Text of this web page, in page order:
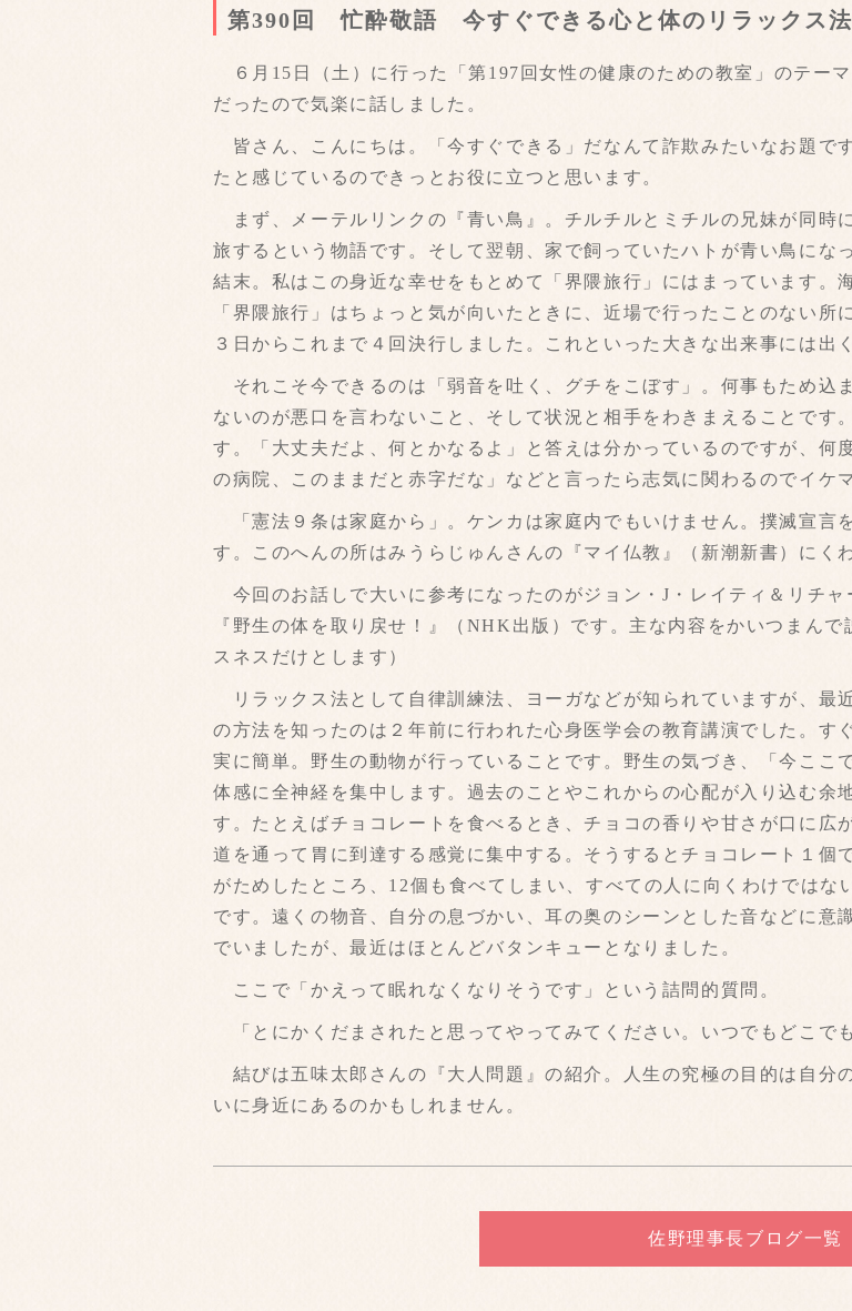
第390回 忙酔敬語 今すぐできる心と体のリラックス法
６月15日（土）に行った「第197回女性の健康のための教室」のテー
だったので気楽に話しました。
皆さん、こんにちは。「今すぐできる」だなんて詐欺みたいなお題で
たと感じているのできっとお役に立つと思います。
まず、メーテルリンクの『青い鳥』。チルチルとミチルの兄妹が同時
旅するという物語です。そして翌朝、家で飼っていたハトが青い鳥にな
結末。私はこの身近な幸せをもとめて「界隈旅行」にはまっています。
「界隈旅行」はちょっと気が向いたときに、近場で行ったことのない所
３日からこれまで４回決行しました。これといった大きな出来事には出
それこそ今できるのは「弱音を吐く、グチをこぼす」。何事もため込
ないのが悪口を言わないこと、そして状況と相手をわきまえることです
す。「大丈夫だよ、何とかなるよ」と答えは分かっているのですが、何
の病院、このままだと赤字だな」などと言ったら志気に関わるのでイケ
「憲法９条は家庭から」。ケンカは家庭内でもいけません。撲滅宣言
す。このへんの所はみうらじゅんさんの『マイ仏教』（新潮新書）にく
今回のお話しで大いに参考になったのがジョン・J・レイティ＆リチ
『野生の体を取り戻せ！』（NHK出版）です。主な内容をかいつまん
スネスだけとします）
リラックス法として自律訓練法、ヨーガなどが知られていますが、最
の方法を知ったのは２年前に行われた心身医学会の教育講演でした。す
実に簡単。野生の動物が行っていることです。野生の気づき、「今ここ
体感に全神経を集中します。過去のことやこれからの心配が入り込む余
す。たとえばチョコレートを食べるとき、チョコの香りや甘さが口に広
道を通って胃に到達する感覚に集中する。そうするとチョコレート１個
がためしたところ、12個も食べてしまい、すべての人に向くわけではな
です。遠くの物音、自分の息づかい、耳の奥のシーンとした音などに意
でいましたが、最近はほとんどバタンキューとなりました。
ここで「かえって眠れなくなりそうです」という詰問的質問。
「とにかくだまされたと思ってやってみてください。いつでもどこで
結びは五味太郎さんの『大人問題』の紹介。人生の究極の目的は自分
いに身近にあるのかもしれません。
佐野理事長ブログ一覧